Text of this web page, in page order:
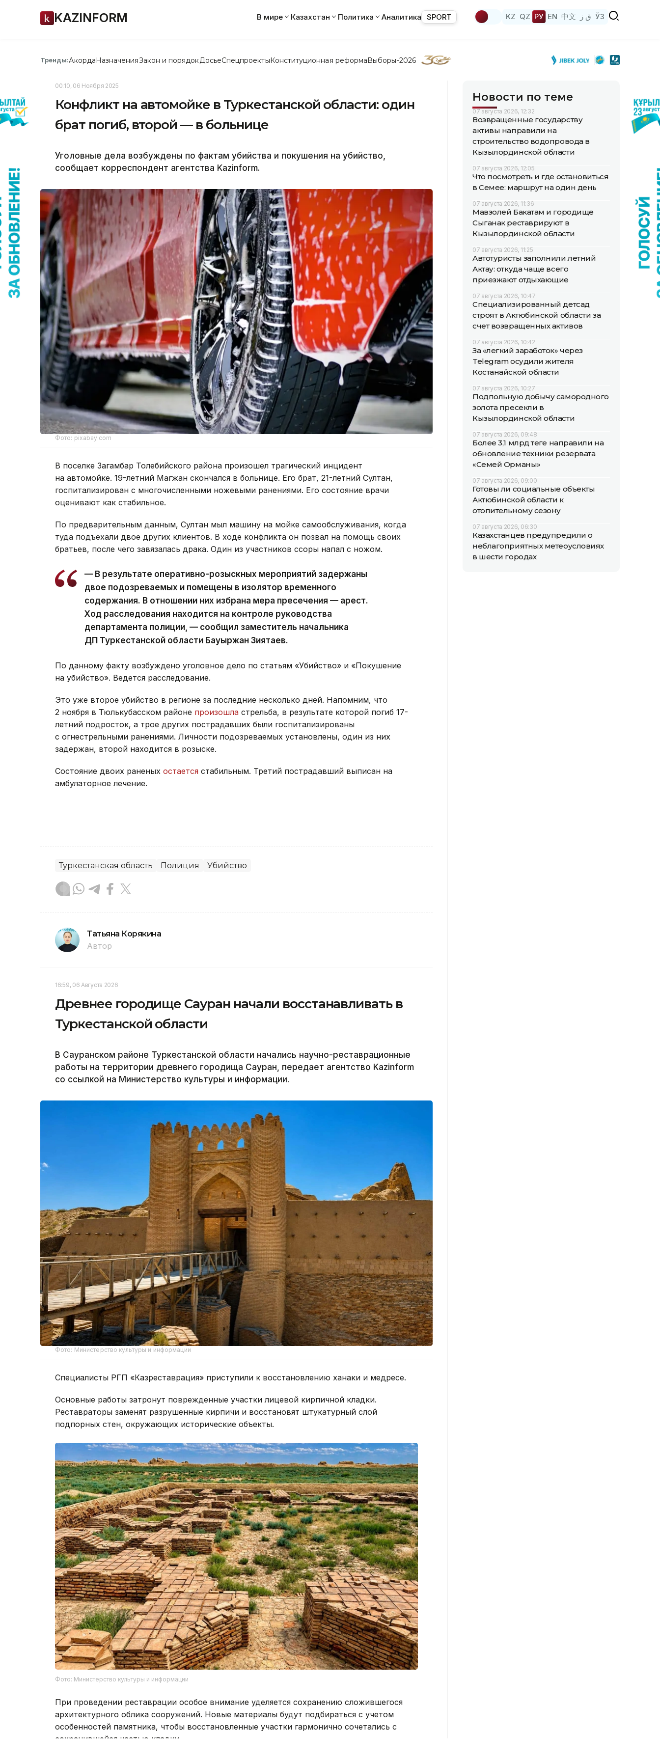
KAZINFORM В мире Казахстан Политика Аналитика SPORT KZ QZ РУ EN 中文 ق ز ЎЗ
Тренды:АкордаНазначенияЗакон и порядок ДосьеСпецпроектыКонституционная реформаВыборы-2026
00:10, 06 Ноября 2025
Конфликт на автомойке в Туркестанской области: один
брат погиб, второй — в больнице
Уголовные дела возбуждены по фактам убийства и покушения на убийство,
сообщает корреспондент агентства Kazinform.
Фото: pixabay.com
В поселке Загамбар Толебийского района произошел трагический инцидент
на автомойке. 19-летний Магжан скончался в больнице. Его брат, 21-летний Султан,
госпитализирован с многочисленными ножевыми ранениями. Его состояние врачи
оценивают как стабильное.
По предварительным данным, Султан мыл машину на мойке самообслуживания, когда
туда подъехали двое других клиентов. В ходе конфликта он позвал на помощь своих
братьев, после чего завязалась драка. Один из участников ссоры напал с ножом.
— В результате оперативно-розыскных мероприятий задержаны
двое подозреваемых и помещены в изолятор временного
содержания. В отношении них избрана мера пресечения — арест.
Ход расследования находится на контроле руководства
департамента полиции, — сообщил заместитель начальника
ДП Туркестанской области Бауыржан Зиятаев.
По данному факту возбуждено уголовное дело по статьям «Убийство» и «Покушение
на убийство». Ведется расследование.
Это уже второе убийство в регионе за последние несколько дней. Напомним, что
2 ноября в Тюлькубасском районе произошла стрельба, в результате которой погиб 17-
летний подросток, а трое других пострадавших были госпитализированы
с огнестрельными ранениями. Личности подозреваемых установлены, один из них
задержан, второй находится в розыске.
Состояние двоих раненых остается стабильным. Третий пострадавший выписан на
амбулаторное лечение.
Туркестанская область Полиция Убийство
Татьяна Корякина
Автор
16:59, 06 Августа 2026
Древнее городище Сауран начали восстанавливать в
Туркестанской области
В Сауранском районе Туркестанской области начались научно-реставрационные
работы на территории древнего городища Сауран, передает агентство Kazinform
со ссылкой на Министерство культуры и информации.
Фото: Министерство культуры и информации
Специалисты РГП «Казреставрация» приступили к восстановлению ханаки и медресе.
Основные работы затронут поврежденные участки лицевой кирпичной кладки.
Реставраторы заменят разрушенные кирпичи и восстановят штукатурный слой
подпорных стен, окружающих исторические объекты.
Фото: Министерство культуры и информации
При проведении реставрации особое внимание уделяется сохранению сложившегося
архитектурного облика сооружений. Новые материалы будут подбираться с учетом
особенностей памятника, чтобы восстановленные участки гармонично сочетались с
сохранившейся частью кладки.
Новости по теме
07 августа 2026, 12:32
Возвращенные государству
активы направили на
строительство водопровода в
Кызылординской области
07 августа 2026, 12:05
Что посмотреть и где остановиться
в Семее: маршрут на один день
07 августа 2026, 11:36
Мавзолей Бакатам и городище
Сыганак реставрируют в
Кызылординской области
07 августа 2026, 11:25
Автотуристы заполнили летний
Актау: откуда чаще всего
приезжают отдыхающие
07 августа 2026, 10:47
Специализированный детсад
строят в Актюбинской области за
счет возвращенных активов
07 августа 2026, 10:42
За «легкий заработок» через
Telegram осудили жителя
Костанайской области
07 августа 2026, 10:27
Подпольную добычу самородного
золота пресекли в
Кызылординской области
07 августа 2026, 09:48
Более 3,1 млрд теңге направили на
обновление техники резервата
«Семей Орманы»
07 августа 2026, 09:00
Готовы ли социальные объекты
Актюбинской области к
отопительному сезону
07 августа 2026, 06:30
Казахстанцев предупредили о
неблагоприятных метеоусловиях
в шести городах